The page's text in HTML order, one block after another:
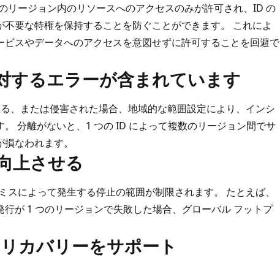
リージョン内のリソースへのアクセスのみが許可され、ID の
要な特権を保持することを防ぐことができます。 これによ
スやデータへのアクセスを意図せずに許可することを回避で
するエラーが含まれています
、または侵害された場合、地域的な範囲設定により、インシ
分離がないと、1 つの ID によって複数のリージョン間でサ
なわれます。
上させる
によって発生する停止の範囲が制限されます。 たとえば、
が 1 つのリージョンで失敗した場合、グローバル フットプ
カバリーをサポート